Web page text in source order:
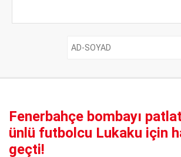
Fenerbahçe bombayı
ünlü futbolcu Lukaku için
geçti!